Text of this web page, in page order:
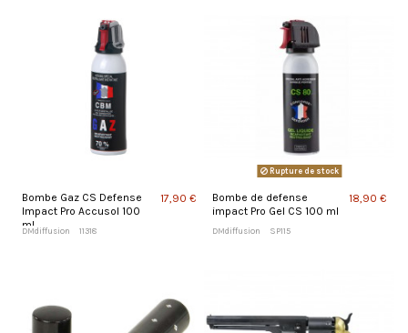
Bombe Gaz CS Defense
Impact Pro Accusol 100
ml
DMdiffusion 11318
17,90 €
Rupture de stock
Bombe de defense
impact Pro Gel CS 100 ml
DMdiffusion SP115
18,90 €